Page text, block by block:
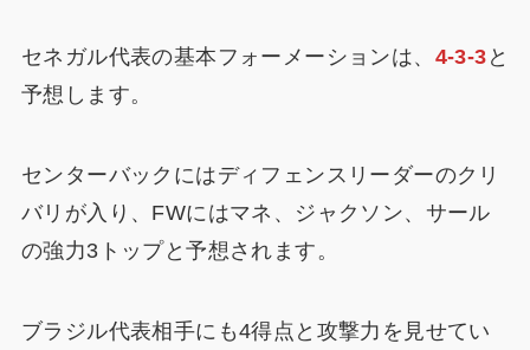
セネガル代表の基本フォーメーションは、 4-3-3 と
予想します。
センターバックにはディフェンスリーダーのクリ
バリが入り、FWにはマネ、ジャクソン、サール
の強力3トップと予想されます。
ブラジル代表相手にも4得点と攻撃力を見せてい